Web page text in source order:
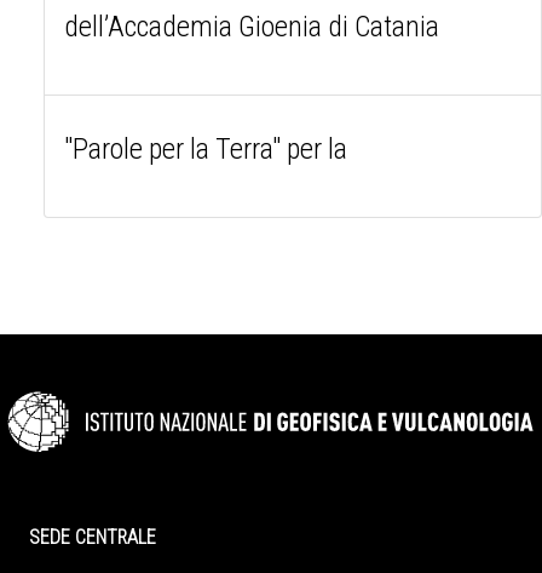
dell’Accademia Gioenia di Catania
"Parole per la Terra" per la
SEDE CENTRALE